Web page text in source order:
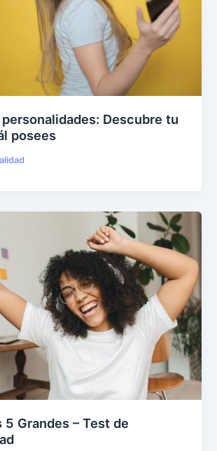
Descubre tu
posees
5 Grandes – Test de